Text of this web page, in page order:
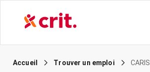
Accueil Trouver un emploi